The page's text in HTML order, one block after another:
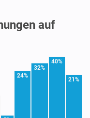
auf
24%
32%
40%
21%